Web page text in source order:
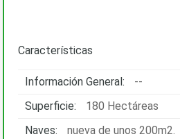
Características
Información General:
--
Superficie:
180 Hectáreas
Naves:
nueva de unos 200m2.